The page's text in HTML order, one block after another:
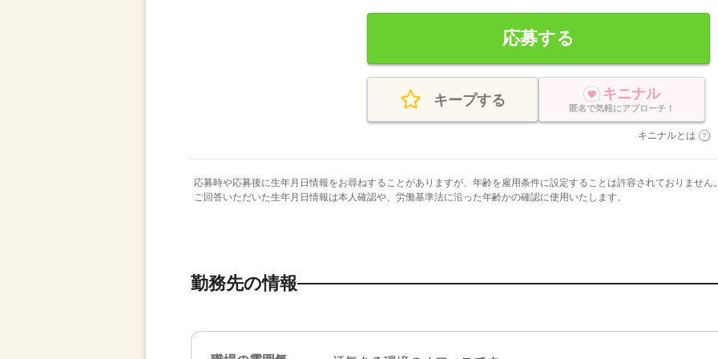
応募する
キープする キニナル
匿名で気軽にアプローチ！
キニナルとは
応募時や応募後に生年月日情報をお尋ねすることがありますが、年齢を雇用条件に設定することは許容されておりません
ご回答いただいた生年月日情報は本人確認や、労働基準法に沿った年齢かの確認に使用いたします。
勤務先の情報